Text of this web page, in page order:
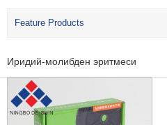
Feature Products
Иридий-молибден эритмеси